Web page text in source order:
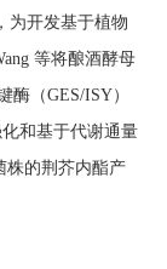
为开发基于植物
等将酿酒酵母
酶（GES/ISY）
和基于代谢通量
株的荆芥内酯产